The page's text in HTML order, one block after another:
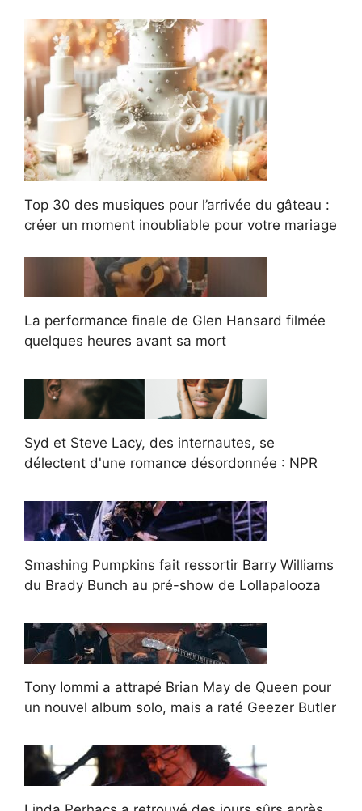
Top 30 des musiques pour l’arrivée du gâteau :
créer un moment inoubliable pour votre mariage
La performance finale de Glen Hansard filmée
quelques heures avant sa mort
Syd et Steve Lacy, des internautes, se
délectent d'une romance désordonnée : NPR
Smashing Pumpkins fait ressortir Barry Williams
du Brady Bunch au pré-show de Lollapalooza
Tony Iommi a attrapé Brian May de Queen pour
un nouvel album solo, mais a raté Geezer Butler